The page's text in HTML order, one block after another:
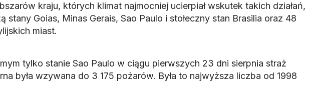
kraju, których klimat najmocniej ucierpiał wskutek takich działań,
stany Goias, Minas Gerais, Sao Paulo i stołeczny stan Brasilia oraz 48
miast.
tylko stanie Sao Paulo w ciągu pierwszych 23 dni sierpnia straż
była wzywana do 3 175 pożarów. Była to najwyższa liczba od 1998